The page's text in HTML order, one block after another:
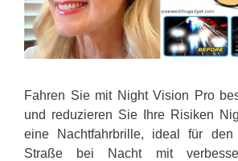
Fahren Sie mit Night Vision Pro
und reduzieren Sie Ihre Risiken
eine Nachtfahrbrille, ideal für
Straße bei Nacht mit